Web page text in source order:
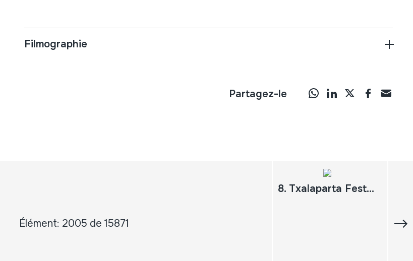
Filmographie
Partagez-le
Élément: 2005 de 15871
8. Txalaparta Festa Hernani, 1994 Osteguneko saioa. Bideo emanaldia